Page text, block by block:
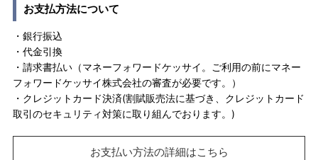
お支払方法について
・銀行振込
・代金引換
・請求書払い（マネーフォワードケッサイ。ご利用の前にマネー
フォワードケッサイ株式会社の審査が必要です。）
・クレジットカード決済(割賦販売法に基づき、クレジットカード
取引のセキュリティ対策に取り組んでおります。)
お支払い方法の詳細はこちら